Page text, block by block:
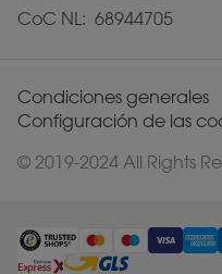
CoC NL: 68944705
© 2019-2024 All Rights
Condiciones generales
Configuración de las